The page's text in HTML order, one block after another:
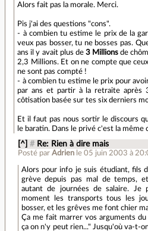
Alors fait pas la morale. Merci.
Pis j'ai des questions "cons".
- à combien tu estime le prix de la
veux pas bosser, tu ne bosses pas.
ans il y avait plus de 3 Millionsde
2,3 Millions. Et on ne compte que
ne sont pas compté !
- à combien tu estime le prix pour
par ans et partir à la retraite après
côtisation basée sur tes six derniers
Et il faut pas nous sortir le discours
le baratin. Dans le privé c'est la même
[^] # Re: Rien à dire mais
Posté par Adrien le 05 juin 2003 à
Alors pour info je suis étudiant, fils
grève depuis pas mal de temps,
autant de journées de salaire. Je
moment les transports tous les
bosser, et les grêves me font chier
Ça me fait marrer vos arguments
ça on n'y peut rien..." Jusqu'où va-t-